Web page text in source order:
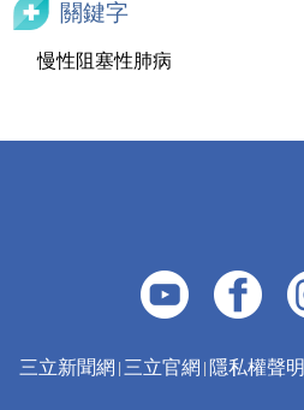
關鍵字
慢性阻塞性肺病
三立新聞網 三立官網 隱私權聲明